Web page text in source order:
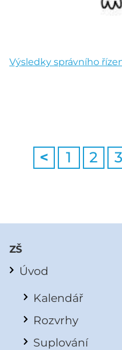
Výsledky správního
< 1 2 3
ZŠ
Úvod
Kalendář
Rozvrhy
Suplování